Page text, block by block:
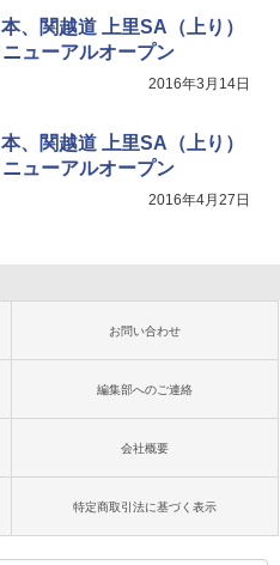
、関越道 上里SA（上り）
ューアルオープン
2016年3月14日
、関越道 上里SA（上り）
ューアルオープン
2016年4月27日
お問い合わせ
編集部へのご連絡
会社概要
特定商取引法に基づく表示